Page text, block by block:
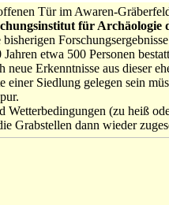
Tür im Awaren-
für Archäologie
etwa 500 Personen
neue Erkenntnisse aus dieser
einer Siedlung gelegen sein
Wetterbedingungen (zu heiß
Grabstellen dann wieder